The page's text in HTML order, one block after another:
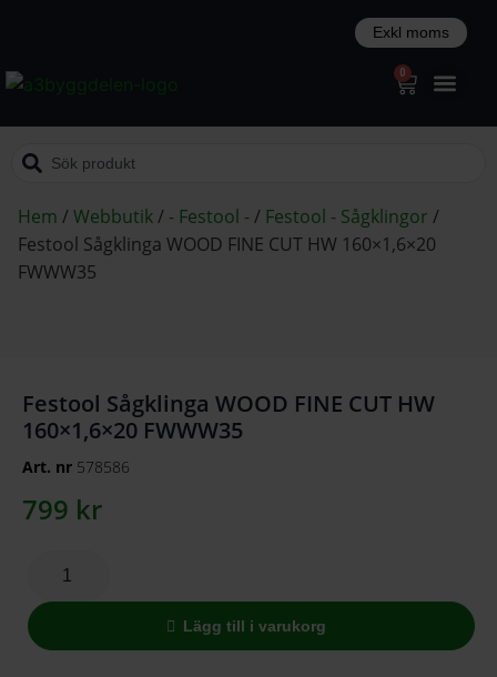
0
Hem /Webbutik/ - Festool -/ Festool - Sågklingor /
Festool Sågklinga WOOD FINE CUT HW 160×1,6×20
FWWW35
Festool Sågklinga WOOD FINE CUT HW
160×1,6×20 FWWW35
Art. nr 578586
799 kr
Lägg till i varukorg